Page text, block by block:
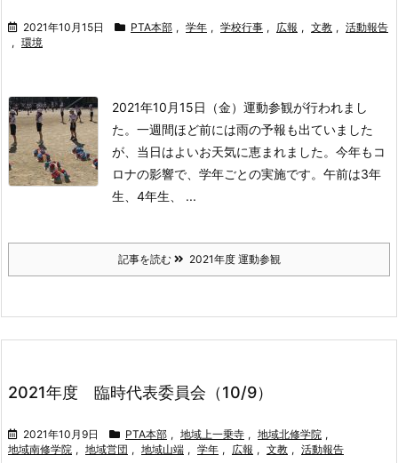
2021年10月15日 PTA本部 , 学年 , 学校行事 , 広報 , 文教 , 活動報告
, 環境
2021年10月15日（金） 運動参観が行われまし
た。 一週間ほど前には雨の予報も出ていました
が、当日はよいお天気に恵まれました。 今年もコ
ロナの影響で、学年ごとの実施です。 午前は3年
生、4年生、 ...
記事を読む 2021年度 運動参観
2021年度 臨時代表委員会（10/9）
2021年10月9日 PTA本部 , 地域上一乗寺 , 地域北修学院 ,
地域南修学院 , 地域営団 , 地域山端 , 学年 , 広報 , 文教 , 活動報告